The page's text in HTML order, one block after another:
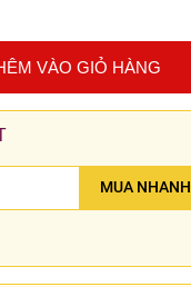
VÀO GIỎ HÀNG
MUA NHANH